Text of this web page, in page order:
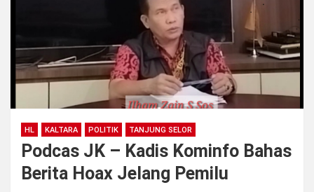
HL KALTARA POLITIK TANJUNG SELOR
Podcas JK – Kadis Kominfo Bahas
Berita Hoax Jelang Pemilu